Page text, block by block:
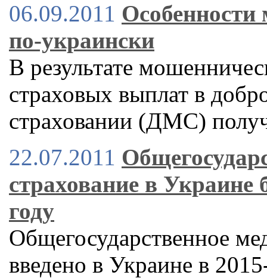
06.09.2011 Особенности
по-украински
В результате
страховых выплат в
страховании (ДМС)
22.07.2011
страхование в Украине
году
Общегосударственное
введено в Украине в